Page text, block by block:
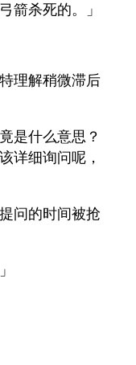
箭杀死的。」
理解稍微滞后
是什么意思？
详细询问呢，
问的时间被抢